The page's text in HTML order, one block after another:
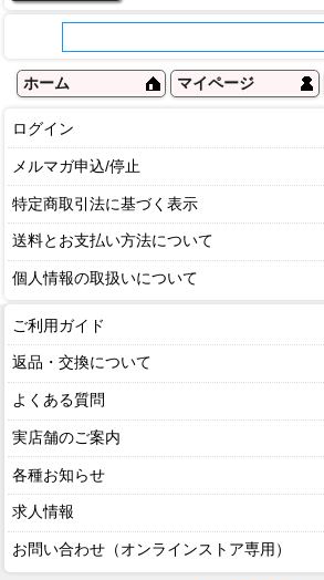
ホーム マイページ
ログイン
メルマガ申込/停止
特定商取引法に基づく表示
送料とお支払い方法について
個人情報の取扱いについて
ご利用ガイド
返品・交換について
よくある質問
実店舗のご案内
各種お知らせ
求人情報
お問い合わせ（オンラインストア専用）